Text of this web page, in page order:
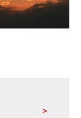
>